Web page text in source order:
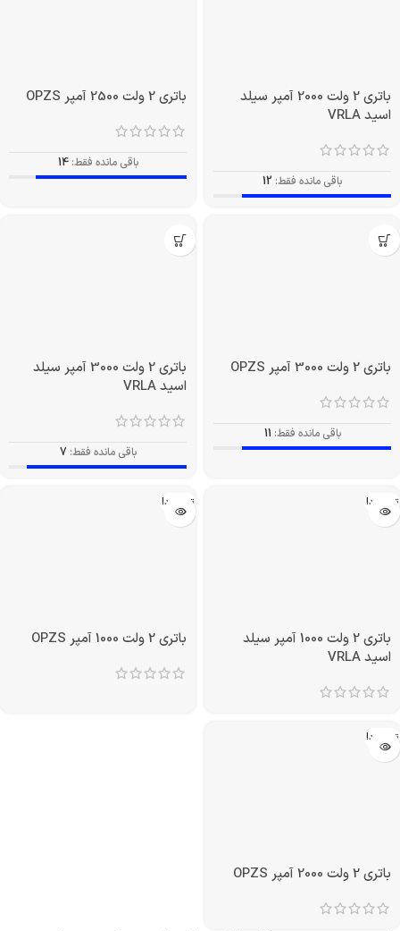
باتری 2 ولت 2000 آمپر سیلد
اسید VRLA
باقی مانده فقط: 12
باتری 2 ولت 2500 آمپر OPZS
باقی مانده فقط: 14
باتری 2 ولت 3000 آمپر OPZS
باقی مانده فقط: 11
باتری 2 ولت 3000 آمپر سیلد
اسید VRLA
باقی مانده فقط: 7
تمام شد!
باتری 2 ولت 1000 آمپر سیلد
اسید VRLA
تمام شد!
باتری 2 ولت 1000 آمپر OPZS
تمام شد!
باتری 2 ولت 2000 آمپر OPZS